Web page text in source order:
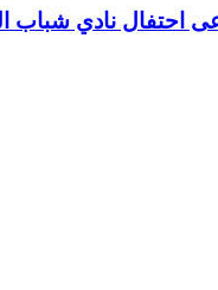
احتفال نادي شباب